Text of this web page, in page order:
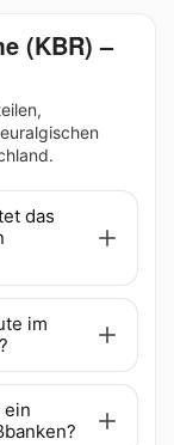
(KBR) –
das
im
ein